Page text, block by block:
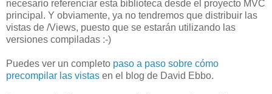
necesario referenciar esta biblioteca desde el proyecto MVC
principal. Y obviamente, ya no tendremos que distribuir las
vistas de /Views, puesto que se estarán utilizando las
versiones compiladas :-)
Puedes ver un completo paso a paso sobre cómo
precompilar las vistas en el blog de David Ebbo.